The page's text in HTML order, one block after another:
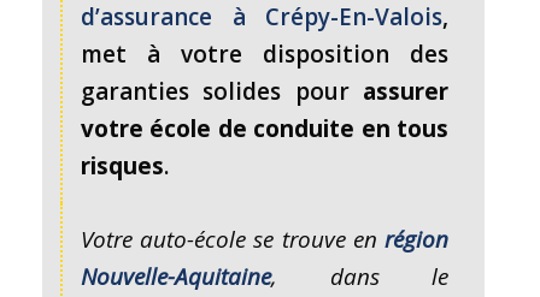
d’assurance à Crépy-En-Valois,
met à votre disposition des
garanties solides pour assurer
votre école de conduite en tous
risques.
Votre auto-école se trouve enrégion
Nouvelle-Aquitaine, dans le